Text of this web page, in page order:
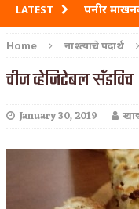
LATEST पनीर
पावभाजी
इडली
Home नाश्त्याचे पदार्थ
चीज व्हेजिटेबल सॅंडविच
January 30, 2019